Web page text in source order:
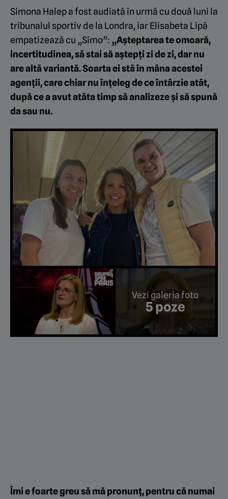
Simona Halep a fost audiată în urmă cu două luni la
tribunalul sportiv de la Londra, iar Elisabeta Lipă
empatizează cu „Simo”: „Aşteptarea te omoară,
incertitudinea, să stai să aştepţi zi de zi, dar nu
are altă variantă. Soarta ei stă în mâna acestei
agenţii, care chiar nu înţeleg de ce întârzie atât,
după ce a avut atâta timp să analizeze şi să spună
da sau nu.
Vezi galeria foto
5 poze
Îmi e foarte greu să mă pronunţ, pentru că numai